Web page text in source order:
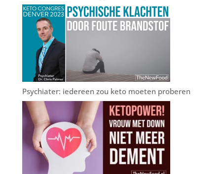
Psychiater: iedereen zou keto moeten proberen